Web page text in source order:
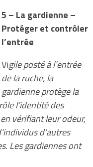
5 – La gardienne –
Protéger et contrôler
l’entrée
Vigile posté à l’entrée
de la ruche, la
gardienne protège la
l’identité des
vérifiant leur odeur,
d’autres
Les gardiennes ont